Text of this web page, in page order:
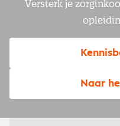
Versterk je
Naar